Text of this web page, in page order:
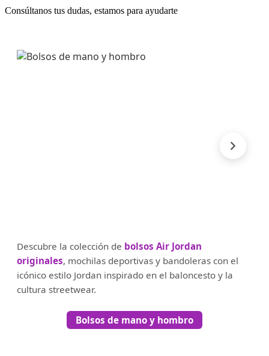
Consúltanos tus dudas, estamos para ayudarte
Descubre la colección de bolsos Air Jordan
originales, mochilas deportivas y bandoleras con el
icónico estilo Jordan inspirado en el baloncesto y la
cultura streetwear.
Bolsos de mano y hombro